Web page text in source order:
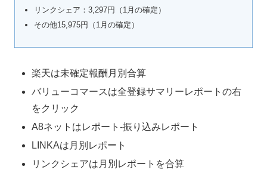
リンクシェア：3,297円（1月の確定）
その他15,975円（1月の確定）
楽天は未確定報酬月別合算
バリューコマースは全登録サマリーレポートの右
をクリック
A8ネットはレポート-振り込みレポート
LINKAは月別レポート
リンクシェアは月別レポートを合算